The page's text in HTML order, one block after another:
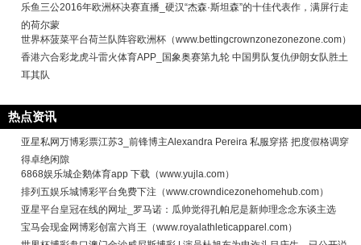
乐鱼三公2016年欧洲杯决赛直播_硬汉“杰森·斯坦森”的十佳代表作，满屏行走
的荷尔蒙
世界杯菠菜平台荷兰队阵容欧洲杯（www.bettingcrownzonezonezone.com）
香港六合彩龙虎斗雷火体育APP_国象奥赛第九轮 中国男队复仇伊朗女队胜土
耳其队
热点资讯
亚星私网万博彩票江苏3_前锋博主Alexandra Pereira 私服穿搭 把度假格调穿
得卓绝闲隙
6868娱乐城企鹅体育app 下载（www.yujla.com）
排列五娱乐城博彩平台免费下注（www.crowndicezonehomehub.com）
亚星平台皇冠在线的网址_罗马诺：瓜帅觉得孔帕尼是新帅理念念东谈主选
宝马会现金网博彩创富六肖王（www.royalathleticapparel.com）